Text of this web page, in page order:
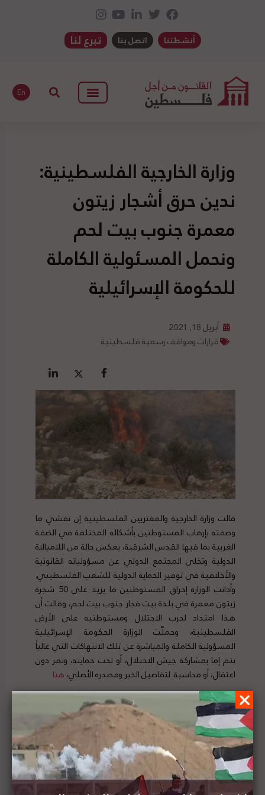
أنشطتنا اتصل بنا تبرع لنا
En
وزارة الخارجية الفلسطينية:
ندين حرق أشجار زيتون
معمرة جنوب بيت لحم
ونحمل المسئولية الكاملة
للحكومة الإسرائيلية
أبريل 18, 2021
قرارات ومواقف رسمية فلسطينية
قالت وزارة الخارجية والمغتربين الفلسطينية إن تفشي ما
وصفته بإرهاب المستوطنين بأشكاله المختلفة في الضفة
الغربية بما فيها القدس الشرقية، يعكس حالة من اللامبالاة
الدولية وتخلي المجتمع الدولي عن مسؤولياته القانونية
والأخلاقية في توفير الحماية الدولية للشعب الفلسطيني.
وأدانت الوزارة إحراق المستوطنين ما يزيد على 50 شجرة
زيتون معمرة في بلدة بيت فجار جنوب بيت لحم، وقالت أن
هذا امتداد لحرب الاحتلال ومستوطنيه على الأرض
الفلسطينية، وحملّت الوزارة الحكومة الإسرائيلية
المسؤولية الكاملة والمباشرة عن تلك الانتهاكات التي غالباً
تتم إما بمشاركة جيش الاحتلال، أو تحت حمايته، وتمر دون
اعتقال، أو محاسبة. لتفاصيل الخبر ومصدره الأصلي،هنا
17 أبريل 2021